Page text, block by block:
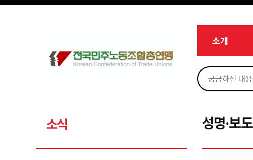
메뉴 건너뛰기
소개
소식 성명·보도
Sketchbook5, 스케치북5